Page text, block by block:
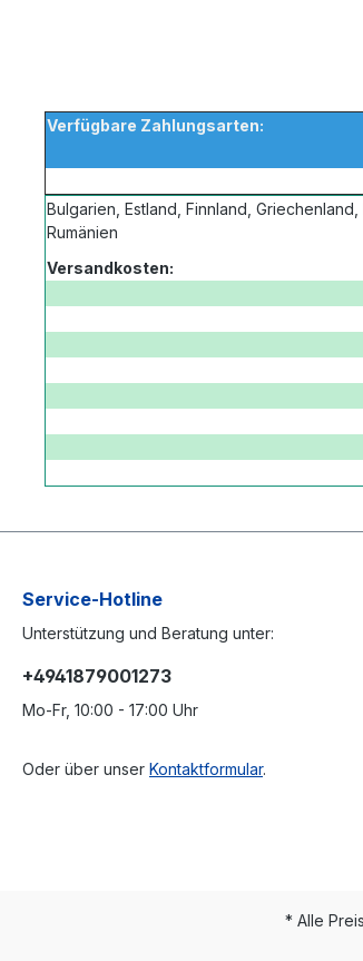
Verfügbare Zahlungsarten:
Bulgarien, Estland, Finnland,
Rumänien
Versandkosten:
Service-Hotline
Unterstützung und Beratung unter:
+4941879001273
Mo-Fr, 10:00 - 17:00 Uhr
Oder über unser Kontaktformular.
* Alle